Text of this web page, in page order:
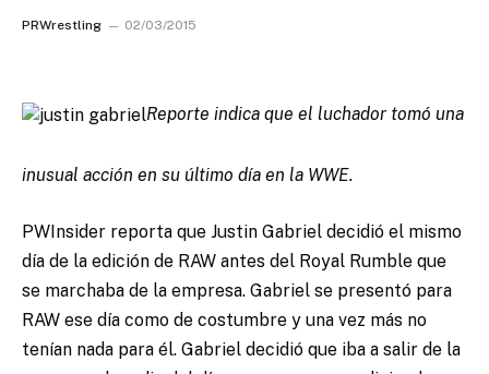
PRWrestling 02/03/2015
Reporte indica que el luchador tomó una
inusual acción en su último día en la WWE.
PWInsider reporta que Justin Gabriel decidió el mismo
día de la edición de RAW antes del Royal Rumble que
se marchaba de la empresa. Gabriel se presentó para
RAW ese día como de costumbre y una vez más no
tenían nada para él. Gabriel decidió que iba a salir de la